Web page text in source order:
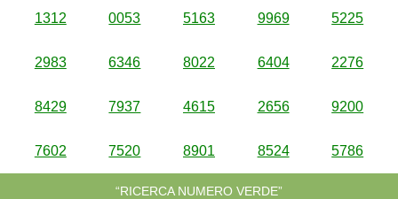
1312 0053 5163 9969 5225
2983 6346 8022 6404 2276
8429 7937 4615 2656 9200
7602 7520 8901 8524 5786
“RICERCA NUMERO VERDE”